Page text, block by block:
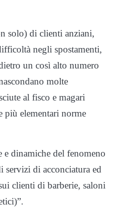
solo) di clienti anziani,
negli spostamenti,
un così alto numero
molte
al fisco e magari
più elementari norme
dinamiche del fenomeno
servizi di acconciatura ed
clienti di barberie, saloni